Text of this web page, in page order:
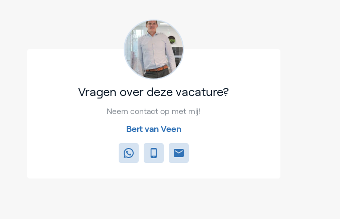
Vragen over deze vacature?
Neem contact op met mij!
Bert van Veen